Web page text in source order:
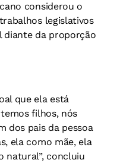
considerou o
legislativos
diante da proporção
que ela está
filhos, nós
dos pais da pessoa
ela como mãe, ela
natural”, concluiu